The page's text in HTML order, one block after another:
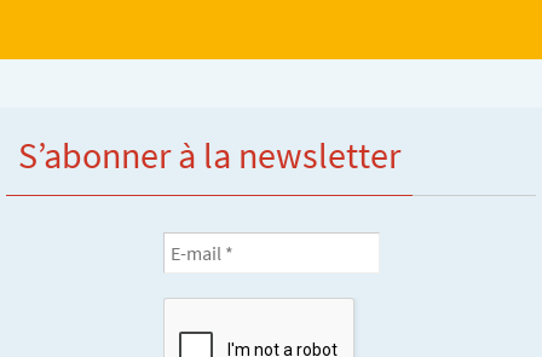
S’abonner à la newsletter